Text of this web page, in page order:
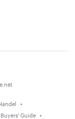
Buyers' Guide